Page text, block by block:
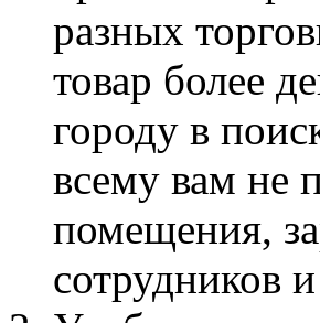
разных
товар более
городу в
всему вам не
помещения,
сотрудников